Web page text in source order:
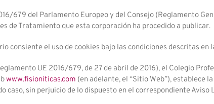
679 del Parlamento Europeo y del Consejo (Reglamento
de Tratamiento que esta corporación ha procedido a publicar.
consiente el uso de cookies bajo las condiciones descritas en
UE 2016/679, de 27 de abril de 2016), el Colegio
www.fisioniticas.com (en adelante, el “Sitio Web”), establece
sin perjuicio de lo dispuesto en el correspondiente